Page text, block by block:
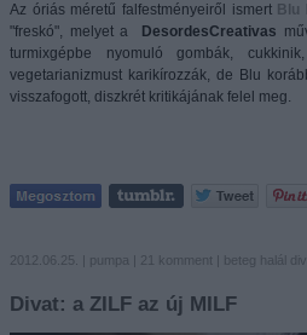
Az óriás méretű falfestményeiről ismert Blu
"freskó", melyet a
DesordesCreativas
turmixgépbe nyomuló gombák,
vegetarianizmust karikírozzák, de Blu
visszafogott, diszkrét kritikájának felel meg.
2012.06.25. | pumpa 21 komment beteg halál
Divat: a ZILF az új MILF